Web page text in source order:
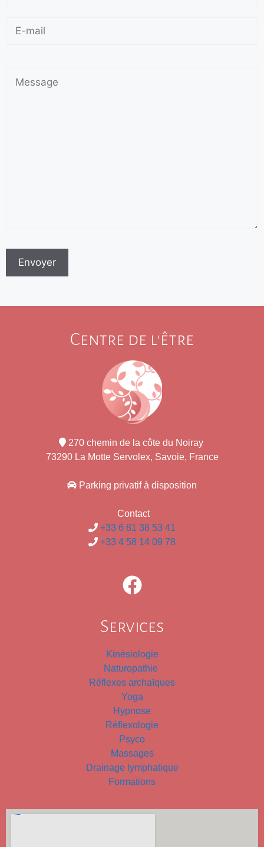
Centre de l'être
270 chemin de la côte du Noiray
73290 La Motte Servolex, Savoie, France
Parking privatif à disposition
Contact
+33 6 81 38 53 41
+33 4 58 14 09 78
Services
Kinésiologie
Naturopathie
Réflexes archaïques
Yoga
Hypnose
Réflexologie
Psyco
Massages
Drainage lymphatique
Formations